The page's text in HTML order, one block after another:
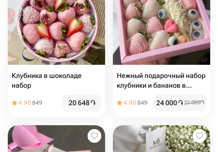
Клубника в шоколаде
набор
4.90849 20 648֏
Нежный подарочный набор
клубники и бананов в
4.90849 24 000֏32 000֏